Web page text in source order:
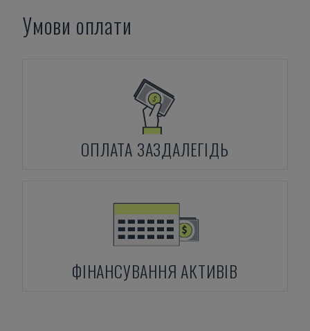
Умови оплати
ОПЛАТА ЗАЗДАЛЕГІДЬ
ФІНАНСУВАННЯ АКТИВІВ